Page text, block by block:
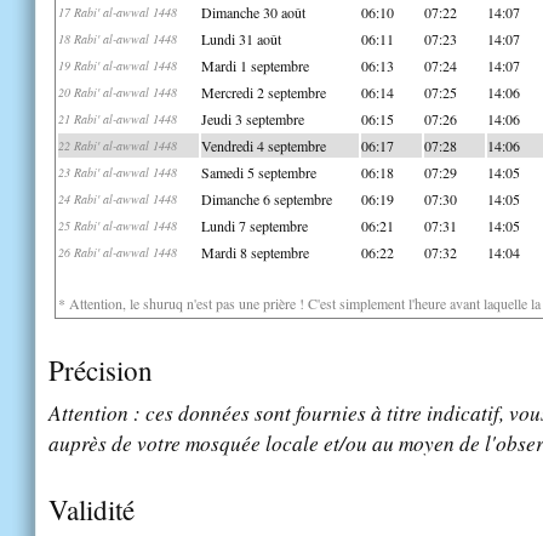
17 Rabi' al-awwal 1448 Dimanche 30 août 06:10 07:22 14:07
18 Rabi' al-awwal 1448 Lundi 31 août 06:11 07:23 14:07
19 Rabi' al-awwal 1448 Mardi 1 septembre 06:13 07:24 14:07
20 Rabi' al-awwal 1448 Mercredi 2 septembre 06:14 07:25 14:06
21 Rabi' al-awwal 1448 Jeudi 3 septembre 06:15 07:26 14:06
22 Rabi' al-awwal 1448 Vendredi 4 septembre 06:17 07:28 14:06
23 Rabi' al-awwal 1448 Samedi 5 septembre 06:18 07:29 14:05
24 Rabi' al-awwal 1448 Dimanche 6 septembre 06:19 07:30 14:05
25 Rabi' al-awwal 1448 Lundi 7 septembre 06:21 07:31 14:05
26 Rabi' al-awwal 1448 Mardi 8 septembre 06:22 07:32 14:04
* Attention, le shuruq n'est pas une prière ! C'est simplement l'heure avant laquelle
Précision
Attention : ces données sont fournies à titre indicatif,
auprès de votre mosquée locale et/ou au moyen de
Validité